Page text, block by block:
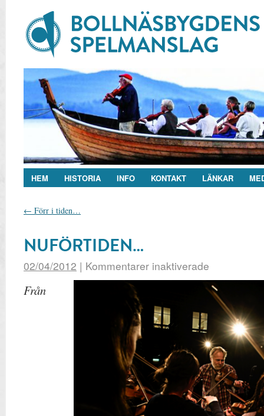
HEM HISTORIA INFO KONTAKT LÄNKAR
← Förr i tiden…
NUFÖRTIDEN…
02/04/2012 | Kommentarer inaktiverade
Från